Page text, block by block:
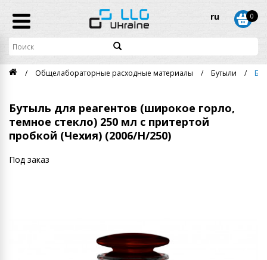
ru 0
Общелабораторные расходные материалы Бутыли
Бутыль для реагентов (широкое горло,
темное стекло) 250 мл с притертой
пробкой (Чехия) (2006/Н/250)
Под заказ